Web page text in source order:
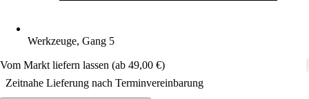
Werkzeuge, Gang 5
Vom Markt liefern lassen (ab 49,00 €)
Zeitnahe Lieferung nach Terminvereinbarung